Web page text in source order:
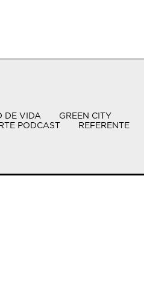
DE VIDA
GREEN CITY
PODCAST REFERENTE